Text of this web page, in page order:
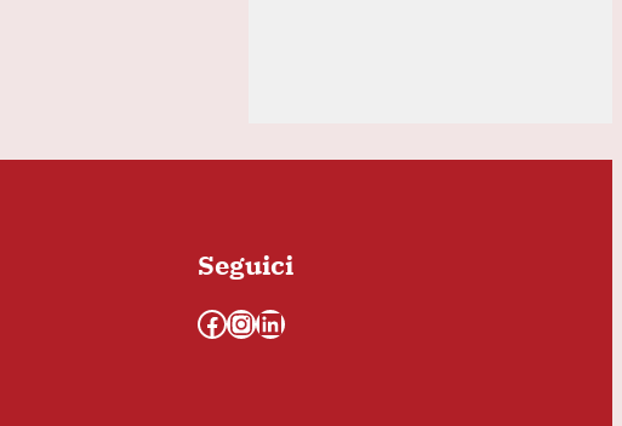
Seguici
Facebook InstagramLinkedIn